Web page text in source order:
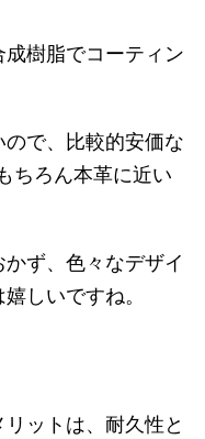
樹脂でコーティン
で、比較的安価な
ちろん本革に近い
ず、色々なデザイ
しいですね。
ットは、耐久性と